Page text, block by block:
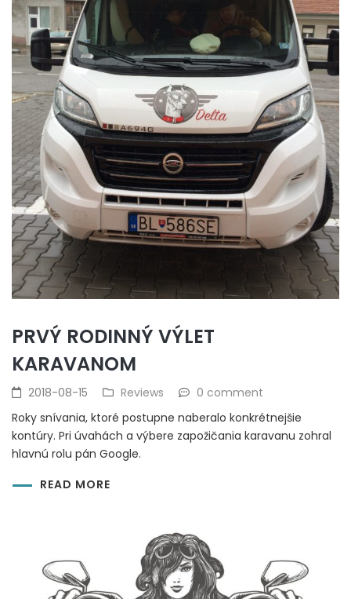
PRVÝ RODINNÝ VÝLET
KARAVANOM
2018-08-15 Reviews
0 comment
Roky snívania, ktoré postupne naberalo konkrétnejšie
kontúry. Pri úvahách a výbere zapožičania karavanu zohral
hlavnú rolu pán Google.
READ MORE